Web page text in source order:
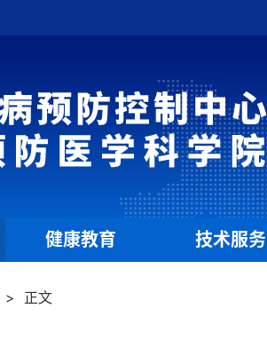
健康教育 技术服务
> 正文